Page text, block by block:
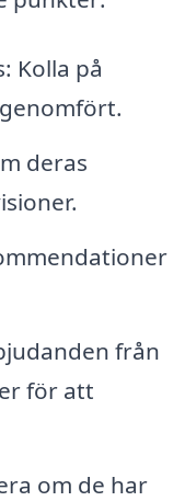
Kolla på
deras
från
för att
om de har